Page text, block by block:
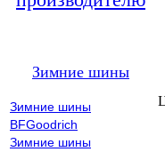
Зимние шины
Зимние шины
BFGoodrich
Зимние шины